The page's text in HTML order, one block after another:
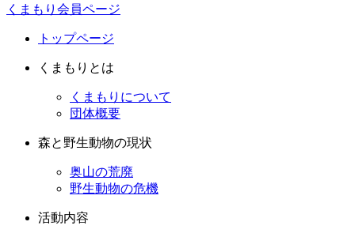
くまもり会員ページ
トップページ
くまもりとは
くまもりについて
団体概要
森と野生動物の現状
奥山の荒廃
野生動物の危機
活動内容